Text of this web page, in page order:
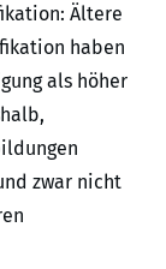
Ältere
haben
als höher
zwar nicht